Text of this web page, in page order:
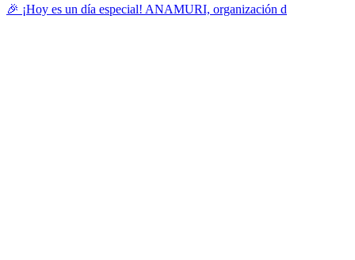
🎉 ¡Hoy es un día especial! ANAMURI, organización d